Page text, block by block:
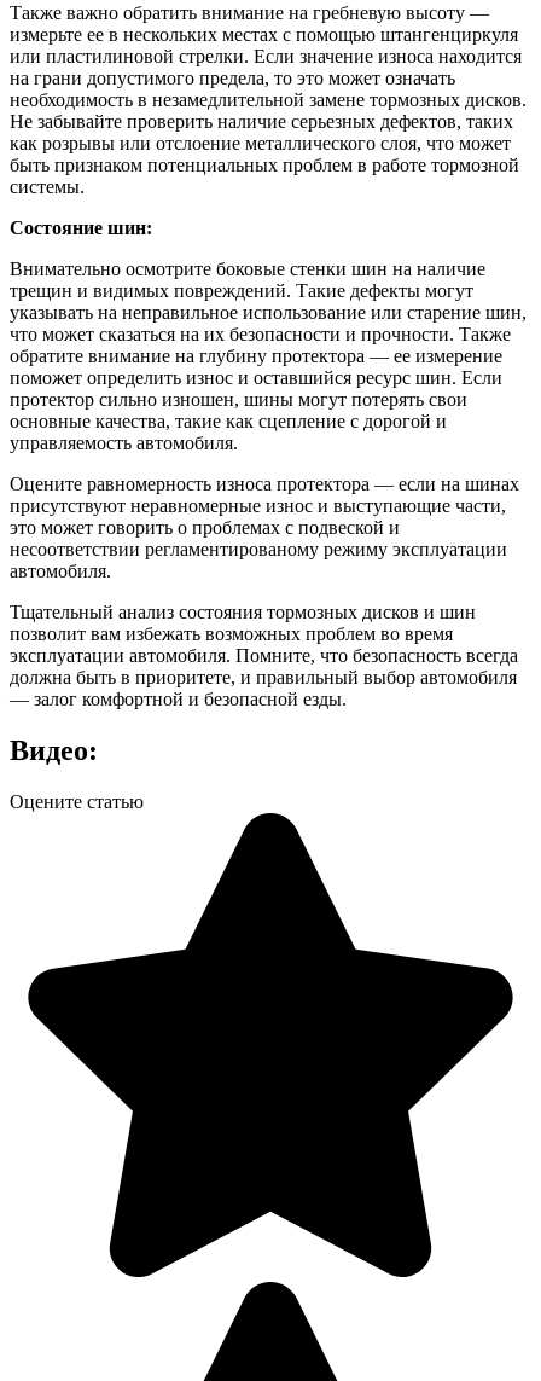
Также важно обратить внимание на гребневую высоту —
измерьте ее в нескольких местах с помощью штангенциркуля
или пластилиновой стрелки. Если значение износа находится
на грани допустимого предела, то это может означать
необходимость в незамедлительной замене тормозных дисков.
Не забывайте проверить наличие серьезных дефектов, таких
как розрывы или отслоение металлического слоя, что может
быть признаком потенциальных проблем в работе тормозной
системы.
Состояние шин:
Внимательно осмотрите боковые стенки шин на наличие
трещин и видимых повреждений. Такие дефекты могут
указывать на неправильное использование или старение шин,
что может сказаться на их безопасности и прочности. Также
обратите внимание на глубину протектора — ее измерение
поможет определить износ и оставшийся ресурс шин. Если
протектор сильно изношен, шины могут потерять свои
основные качества, такие как сцепление с дорогой и
управляемость автомобиля.
Оцените равномерность износа протектора — если на шинах
присутствуют неравномерные износ и выступающие части,
это может говорить о проблемах с подвеской и
несоответствии регламентированому режиму эксплуатации
автомобиля.
Тщательный анализ состояния тормозных дисков и шин
позволит вам избежать возможных проблем во время
эксплуатации автомобиля. Помните, что безопасность всегда
должна быть в приоритете, и правильный выбор автомобиля
— залог комфортной и безопасной езды.
Видео:
Оцените статью